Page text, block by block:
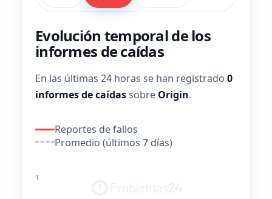
Evolución temporal de los
informes de caídas
En las últimas 24 horas se han registrado 0
informes de caídassobre Origin.
Reportes de fallos
Promedio (últimos 7 días)
1